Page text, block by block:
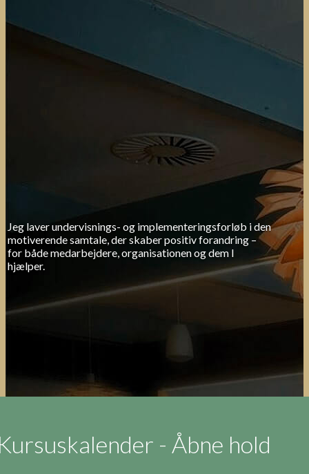
Jeg laver undervisnings- og implementeringsforløb i den
motiverende samtale, der skaber positiv forandring –
for både medarbejdere, organisationen og dem I
hjælper.
- Åbne hold